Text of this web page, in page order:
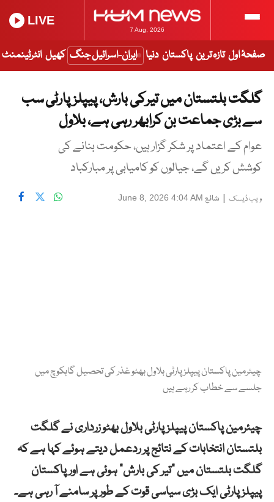
7 Aug, 2026
LIVE
صفحۂ اول تازہ ترین پاکستان دنیا ایران-اسرائیل جنگ کھیل انٹرٹینمنٹ
گلگت بلتستان میں تیرکی بارش، پیپلزپارٹی سب
سے بڑی جماعت بن کرابھر رہی ہے، بلاول
عوام کے اعتماد پر شکر گزار ہیں، حکومت بنانے کی
کوشش کریں گے، جیالوں کو کامیابی پر مبارکباد
ویب ڈیسک | شائع June 8, 2026 4:04 AM
چیئرمین پاکستان پیپلز پارٹی بلاول بھٹو غذر کی تحصیل گاہکوچ میں
جلسے سے خطاب کر رہے ہیں
چیئرمین پاکستان پیپلزپارٹی بلاول بھٹو زرداری نے گلگت
بلتستان انتخابات کے نتائج پر ردعمل دیتے ہوئے کہا ہے کہ
گلگت بلتستان میں “تیر کی بارش” ہوئی ہے اور پاکستان
پیپلزپارٹی ایک بڑی سیاسی قوت کے طور پر سامنے آ رہی ہے۔